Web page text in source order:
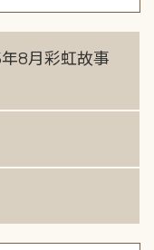
年8月彩虹故事